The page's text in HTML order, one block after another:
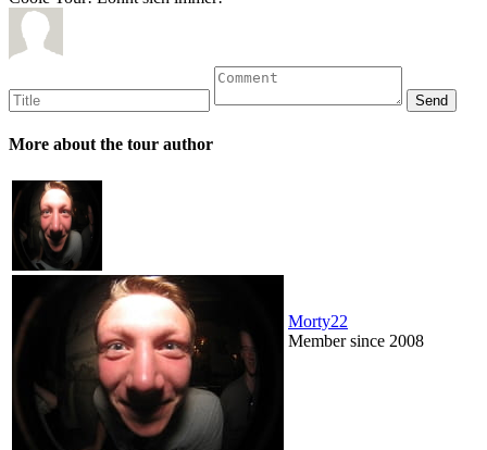
More about the tour author
Morty22
Member since 2008